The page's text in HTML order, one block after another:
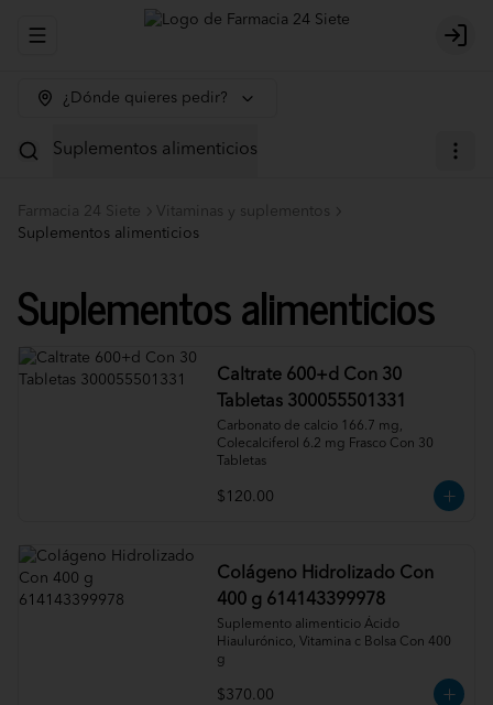
Abrir menu de navegación
¿Dónde quieres pedir?
Suplementos alimenticios
Farmacia 24 Siete
Vitaminas y suplementos
Suplementos alimenticios
Suplementos alimenticios
Caltrate 600+d Con 30
Tabletas 300055501331
Carbonato de calcio 166.7 mg,
Colecalciferol 6.2 mg Frasco Con 30
Tabletas
$120.00
Colágeno Hidrolizado Con
400 g 614143399978
Suplemento alimenticio Ácido
Hiaulurónico, Vitamina c Bolsa Con 400
g
$370.00